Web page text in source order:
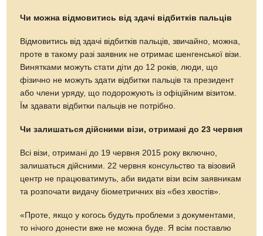
Чи можна відмовитись від здачі відбитків пальців
Відмовитись від здачі відбитків пальців, звичайно, можна,
проте в такому разі заявник не отримає шенгенської візи.
Винятками можуть стати діти до 12 років, люди, що
фізично не можуть здати відбитки пальців та президент
або члени уряду, що подорожують із офіційним візитом.
Їм здавати відбитки пальців не потрібно.
Чи залишаться дійсними візи, отримані до 23 червня
Всі візи, отримані до 19 червня 2015 року включно,
залишаться дійсними. 22 червня консульство та візовий
центр не працюватимуть, аби видати візи всім заявникам
та розпочати видачу біометричних віз «без хвостів».
«Проте, якщо у когось будуть проблеми з документами,
то нічого донести вже не можна буде. Я всім поставлю